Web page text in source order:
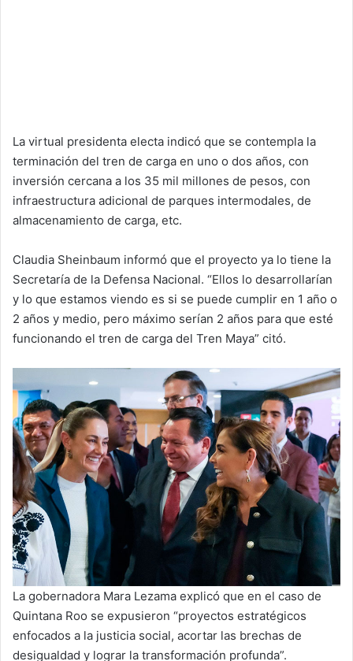
La virtual presidenta electa indicó que se contempla la
terminación del tren de carga en uno o dos años, con
inversión cercana a los 35 mil millones de pesos, con
infraestructura adicional de parques intermodales, de
almacenamiento de carga, etc.
Claudia Sheinbaum informó que el proyecto ya lo tiene la
Secretaría de la Defensa Nacional. “Ellos lo desarrollarían
y lo que estamos viendo es si se puede cumplir en 1 año o
2 años y medio, pero máximo serían 2 años para que esté
funcionando el tren de carga del Tren Maya” citó.
La gobernadora Mara Lezama explicó que en el caso de
Quintana Roo se expusieron “proyectos estratégicos
enfocados a la justicia social, acortar las brechas de
desigualdad y lograr la transformación profunda”.